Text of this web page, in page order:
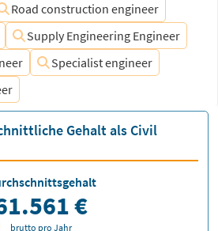
Road construction engineer
Supply Engineering Engineer
Specialist engineer
Gehalt als Civil
€
brutto pro Jahr